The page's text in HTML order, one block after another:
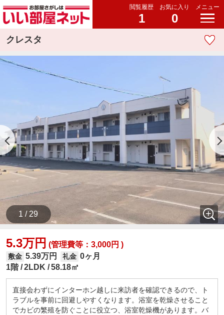
閲覧履歴
1
お気に入り
0
メニュー
クレスタ
1 / 29
5.3万円 (管理費等：3,000円 )
敷金 5.39万円 礼金 0ヶ月
1階 2LDK 58.18㎡
直接会わずにインターホン越しに来訪者を確認できるので、ト
ラブルを事前に回避しやすくなります。浴室を乾燥させること
でカビの繁殖を防ぐことに役立つ、浴室乾燥機があります。バ